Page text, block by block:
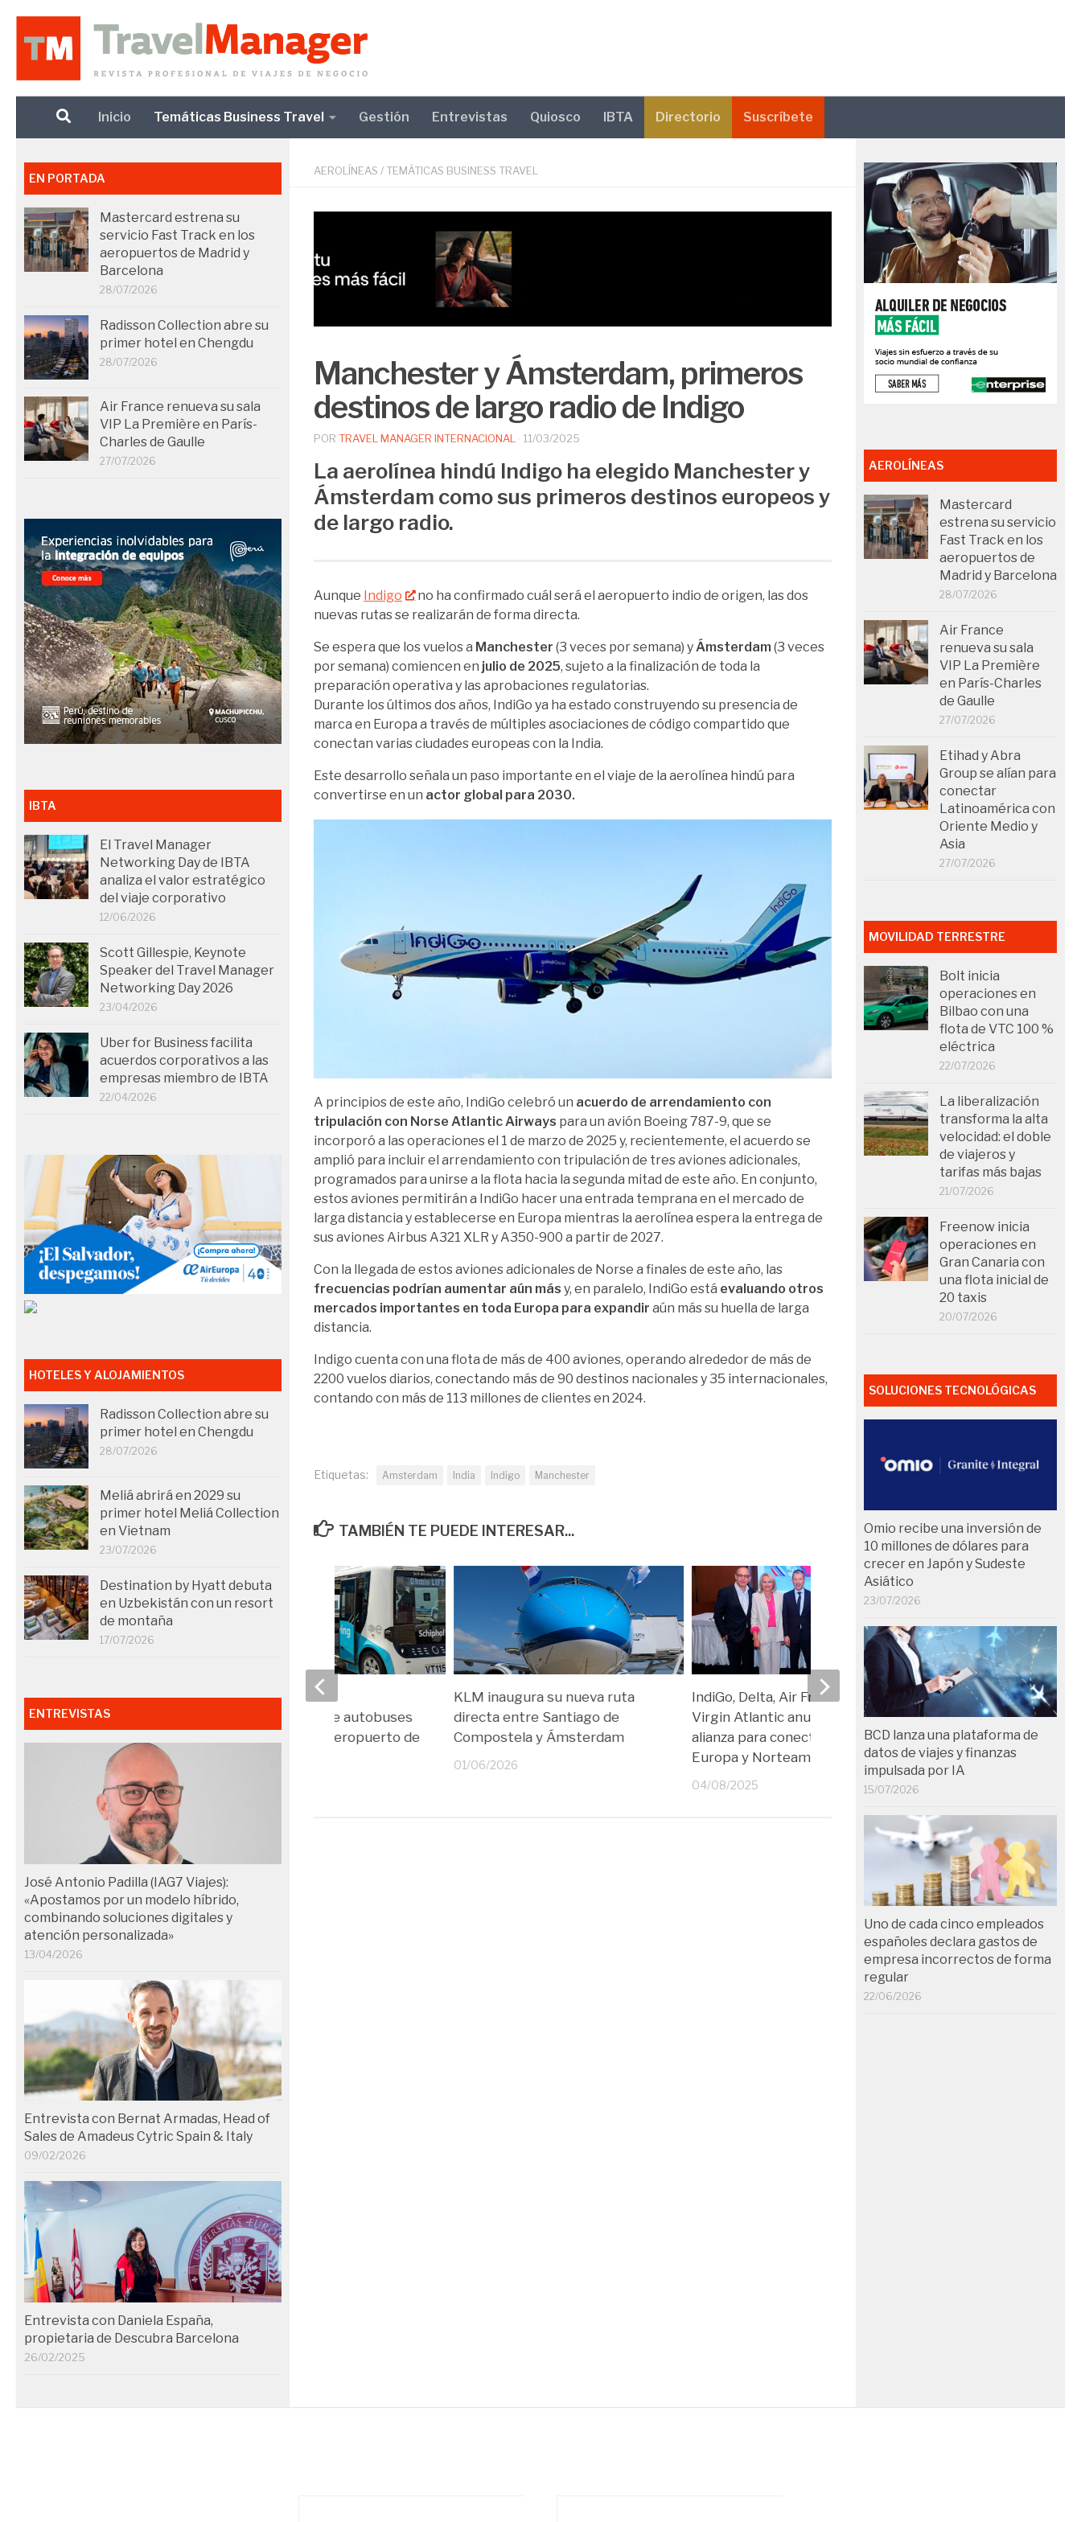
Debajo del contenido
Inicio Temáticas Business Travel Gestión Entrevistas Quiosco IBTA Directorio Suscríbete
AEROLÍNEAS / TEMÁTICAS BUSINESS TRAVEL
Manchester y Ámsterdam, primeros
destinos de largo radio de Indigo
POR TRAVEL MANAGER INTERNACIONAL · 11/03/2025
La aerolínea hindú Indigo ha elegido Manchester y
Ámsterdam como sus primeros destinos europeos y
de largo radio.
Aunque Indigo
no ha confirmado cuál será el aeropuerto indio de origen, las dos
nuevas rutas se realizarán de forma directa.
Se espera que los vuelos a Manchester (3 veces por semana) yÁmsterdam (3 veces
por semana) comiencen en julio de 2025, sujeto a la finalización de toda la
preparación operativa y las aprobaciones regulatorias.
Durante los últimos dos años, IndiGo ya ha estado construyendo su presencia de
marca en Europa a través de múltiples asociaciones de código compartido que
conectan varias ciudades europeas con la India.
Este desarrollo señala un paso importante en el viaje de la aerolínea hindú para
convertirse en un actor global para 2030.
A principios de este año, IndiGo celebró un acuerdo de arrendamiento con
tripulación con Norse Atlantic Airways para un avión Boeing 787-9, que se
incorporó a las operaciones el 1 de marzo de 2025 y, recientemente, el acuerdo se
amplió para incluir el arrendamiento con tripulación de tres aviones adicionales,
programados para unirse a la flota hacia la segunda mitad de este año. En conjunto,
estos aviones permitirán a IndiGo hacer una entrada temprana en el mercado de
larga distancia y establecerse en Europa mientras la aerolínea espera la entrega de
sus aviones Airbus A321 XLR y A350-900 a partir de 2027.
Con la llegada de estos aviones adicionales de Norse a finales de este año, las
frecuencias podrían aumentar aún más y, en paralelo, IndiGo está evaluando otros
mercados importantes en toda Europa para expandir aún más su huella de larga
distancia.
Indigo cuenta con una flota de más de 400 aviones, operando alrededor de más de
2200 vuelos diarios, conectando más de 90 destinos nacionales y 35 internacionales,
contando con más de 113 millones de clientes en 2024.
Etiquetas: Amsterdam India Indigo Manchester
TAMBIÉN TE PUEDE INTERESAR...
KLM inaugura su nueva ruta
directa entre Santiago de
Compostela y Ámsterdam
01/06/2026
IndiGo, Delta, Air France-KLM y
Virgin Atlantic anuncian una
alianza para conectar India con
Europa y Norteamérica
04/08/2025
Eurostar eleva a cinco
diarios entre Londres y
Ámsterdam
28/07/2025
KLM avanza en la
implementación de autobuses
autónomos en el aeropuerto de
EN PORTADA
Mastercard estrena su
servicio Fast Track en los
aeropuertos de Madrid y
Barcelona
28/07/2026
Radisson Collection abre su
primer hotel en Chengdu
28/07/2026
Air France renueva su sala
VIP La Première en París-
Charles de Gaulle
27/07/2026
IBTA
El Travel Manager
Networking Day de IBTA
analiza el valor estratégico
del viaje corporativo
12/06/2026
Scott Gillespie, Keynote
Speaker del Travel Manager
Networking Day 2026
23/04/2026
Uber for Business facilita
acuerdos corporativos a las
empresas miembro de IBTA
22/04/2026
HOTELES Y ALOJAMIENTOS
Radisson Collection abre su
primer hotel en Chengdu
28/07/2026
Meliá abrirá en 2029 su
primer hotel Meliá Collection
en Vietnam
23/07/2026
Destination by Hyatt debuta
en Uzbekistán con un resort
de montaña
17/07/2026
ENTREVISTAS
José Antonio Padilla (IAG7 Viajes):
«Apostamos por un modelo híbrido,
combinando soluciones digitales y
atención personalizada»
13/04/2026
Entrevista con Bernat Armadas, Head of
Sales de Amadeus Cytric Spain & Italy
09/02/2026
Entrevista con Daniela España,
propietaria de Descubra Barcelona
26/02/2025
AEROLÍNEAS
Mastercard
estrena su servicio
Fast Track en los
aeropuertos de
Madrid y Barcelona
28/07/2026
Air France
renueva su sala
VIP La Première
en París-Charles
de Gaulle
27/07/2026
Etihad y Abra
Group se alían para
conectar
Latinoamérica con
Oriente Medio y
Asia
27/07/2026
MOVILIDAD TERRESTRE
Bolt inicia
operaciones en
Bilbao con una
flota de VTC 100 %
eléctrica
22/07/2026
La liberalización
transforma la alta
velocidad: el doble
de viajeros y
tarifas más bajas
21/07/2026
Freenow inicia
operaciones en
Gran Canaria con
una flota inicial de
20 taxis
20/07/2026
SOLUCIONES TECNOLÓGICAS
Omio recibe una inversión de
10 millones de dólares para
crecer en Japón y Sudeste
Asiático
23/07/2026
BCD lanza una plataforma de
datos de viajes y finanzas
impulsada por IA
15/07/2026
Uno de cada cinco empleados
españoles declara gastos de
empresa incorrectos de forma
regular
22/06/2026